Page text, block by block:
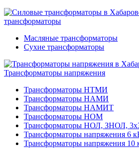
трансформаторы
Масляные трансформаторы
Сухие трансформаторы
Трансформаторы напряжения
Трансформаторы НТМИ
Трансформаторы НАМИ
Трансформаторы НАМИТ
Трансформаторы НОМ
Трансформаторы НОЛ, ЗНОЛ,
Трансформаторы напряжения 6
Трансформаторы напряжения 10